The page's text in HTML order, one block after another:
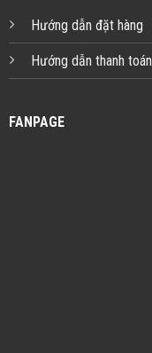
Hướng dẫn đặt hàng
Hướng dẫn thanh toán
FANPAGE